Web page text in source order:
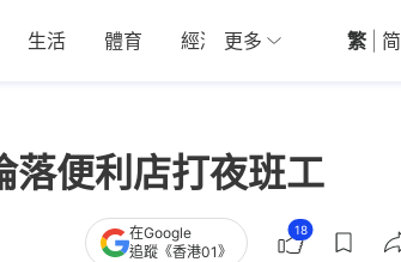
生活 體育 經濟 01深圳 觀點
更多 繁 简
便利店打夜班工
在Google
追蹤《香港01》
18